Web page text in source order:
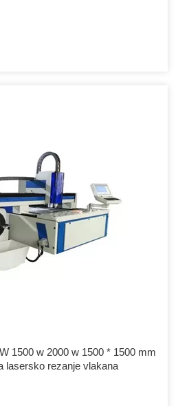
1500 w 2000 w 1500 * 1500 mm
lasersko rezanje vlakana